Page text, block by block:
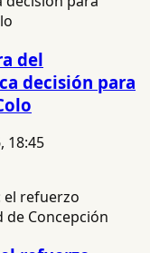
del
decisión para
18:45